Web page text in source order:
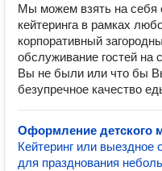
Мы можем взять на себя
кейтеринга в рамках
корпоративный
обслуживание гостей
Вы не были или что бы
безупречное качество
Оформление детского
Кейтеринг или выездное
для празднования